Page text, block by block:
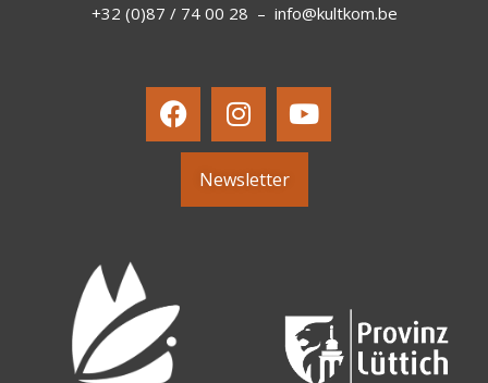
+32 (0)87 / 74 00 28 – info@kultkom.be
Newsletter